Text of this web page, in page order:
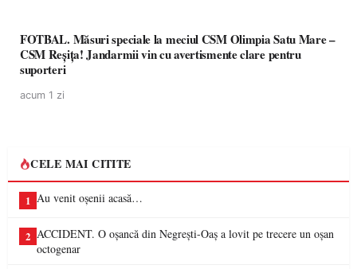
FOTBAL. Măsuri speciale la meciul CSM Olimpia Satu Mare –
CSM Reșița! Jandarmii vin cu avertismente clare pentru
suporteri
acum 1 zi
CELE MAI CITITE
1 Au venit oșenii acasă…
2 ACCIDENT. O oșancă din Negrești-Oaș a lovit pe trecere un oșan
octogenar